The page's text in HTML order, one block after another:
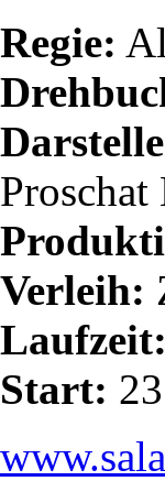
Regie:
Verleih:
Laufzeit:
Start: